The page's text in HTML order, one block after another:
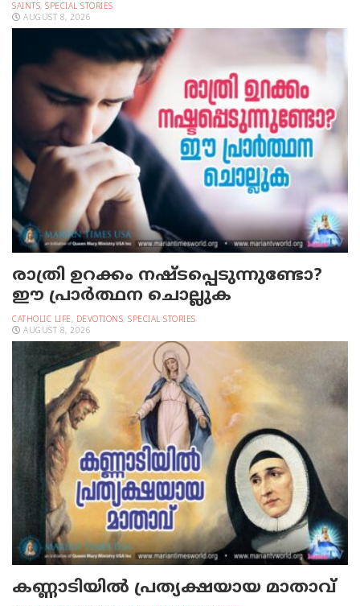
SAINTS, SPECIAL STORIES
AUGUST 8, 2026
രാത്രി ഉറക്കം നഷ്ടപ്പെടുന്നുണ്ടോ?
ഈ പ്രാര്‍ത്ഥന ചൊല്ലുക
CATHOLIC LIFE, DEVOTIONS, SPECIAL STORIES
AUGUST 8, 2026
കണ്ണാടിയില്‍ പ്രത്യക്ഷയായ മാതാവ്